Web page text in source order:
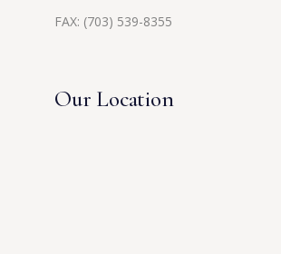
FAX: (703) 539-8355
Our Location